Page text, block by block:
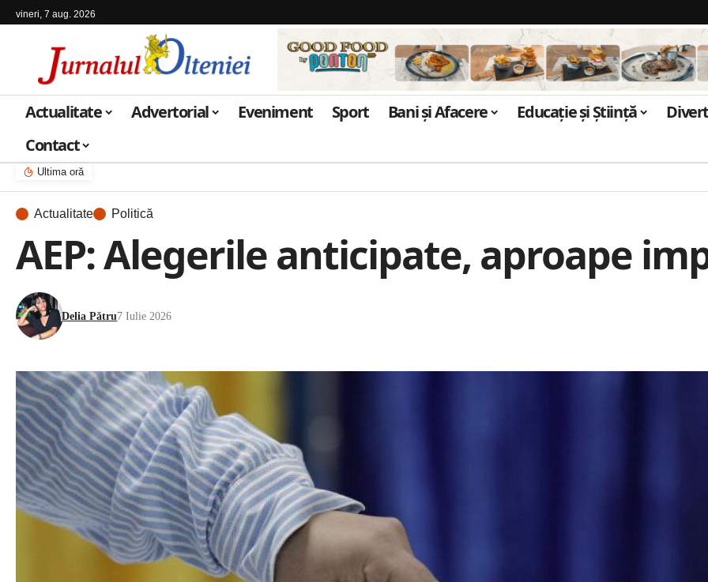
vineri, 7 aug. 2026
Actualitate Advertorial Eveniment Sport Bani și Afacere Educație și Știință
Contact
Ultima oră
Actualitate Politică
AEP: Alegerile anticipate, aproape
Delia Pătru7 Iulie 2026